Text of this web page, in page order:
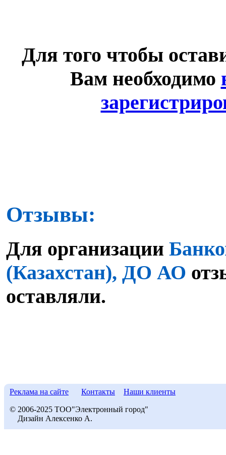
Для того чтобы
Вам необходимо
Отзывы:
Для организации
(Казахстан), ДО АО
оставляли.
Реклама на сайте Контакты Наши клиенты
© 2006-2025 ТОО"Электронный город"
Дизайн Алексенко А.